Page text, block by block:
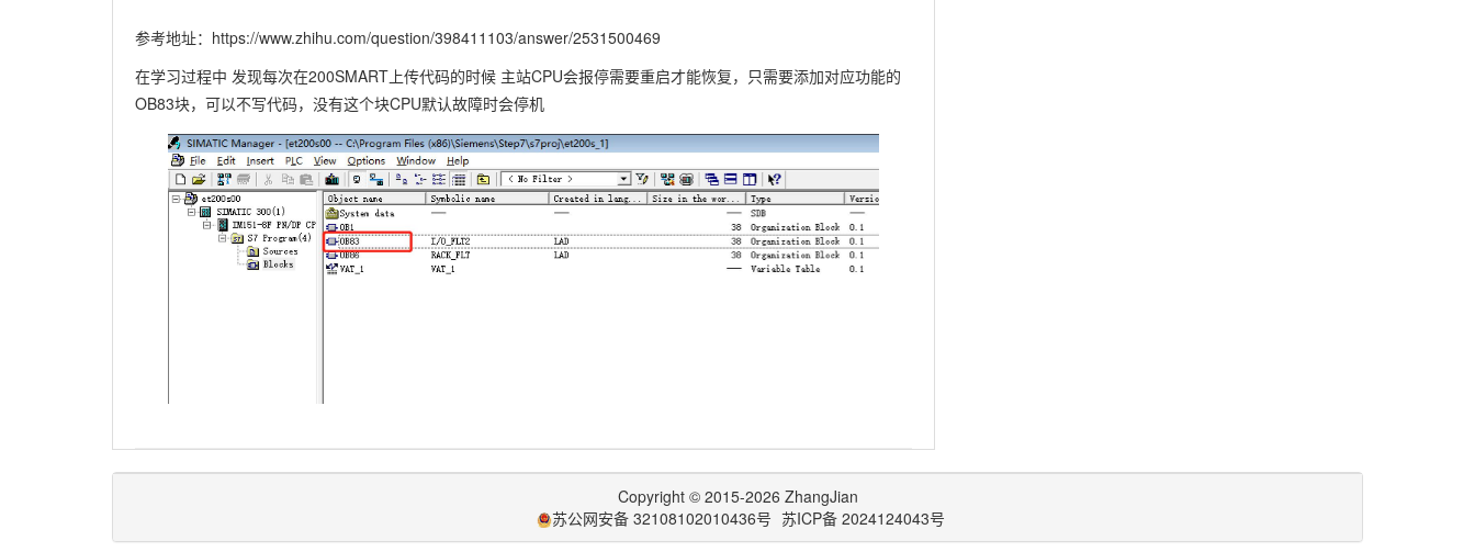
参考地址：https://www.zhihu.com/question/398411103/answer/2531500469
在学习过程中 发现每次在200SMART上传代码的时候 主站CPU会报停需要重启才能恢复，只需要添加对应功能的
OB83块，可以不写代码，没有这个块CPU默认故障时会停机
Copyright © 2015-2026 ZhangJian
苏公网安备 32108102010436号 苏ICP备 2024124043号